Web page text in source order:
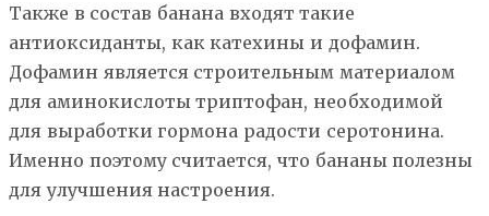
Также в состав банана входят такие
антиоксиданты, как катехины и дофамин.
Дофамин является строительным материалом
для аминокислоты триптофан, необходимой
для выработки гормона радости серотонина.
Именно поэтому считается, что бананы полезны
для улучшения настроения.